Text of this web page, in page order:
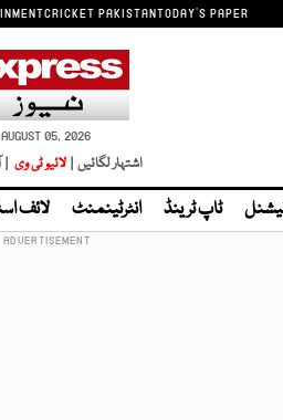
CRICKET PAKISTANTODAY'S PAPER
AUGUST 05, 2026
اشتہار لگائیں | لائیو ٹی وی |
نیشنل ٹاپ ٹرینڈ انٹرٹینمنٹ لائف